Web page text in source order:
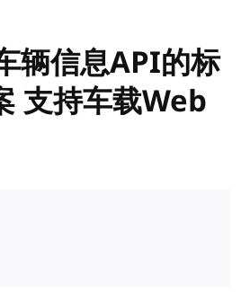
辆信息API的标
支持车载Web